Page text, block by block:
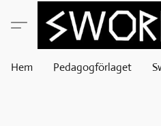
Hem Pedagogförlaget